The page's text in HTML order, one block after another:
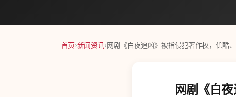
首页›新闻资讯›网剧《白夜追凶》被指侵犯著作权，优酷
网剧《白